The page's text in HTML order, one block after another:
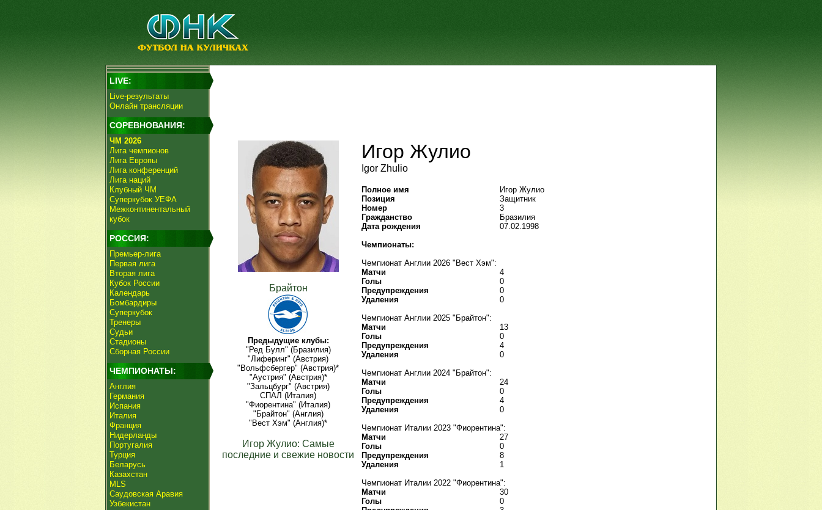
LIVE:
Live-результаты
Онлайн трансляции
СОРЕВНОВАНИЯ:
ЧМ 2026
Лига чемпионов
Лига Европы
Лига конференций
Лига наций
Клубный ЧМ
Суперкубок УЕФА
Межконтинентальный
кубок
РОССИЯ:
Премьер-лига
Первая лига
Вторая лига
Кубок России
Календарь
Бомбардиры
Суперкубок
Тренеры
Судьи
Стадионы
Сборная России
ЧЕМПИОНАТЫ:
Англия
Германия
Испания
Италия
Франция
Нидерланды
Португалия
Турция
Беларусь
Казахстан
MLS
Саудовская Аравия
Узбекистан
Брайтон
Предыдущие клубы:
"Ред Булл" (Бразилия)
"Лиферинг" (Австрия)
"Вольфсбергер" (Австрия)*
"Аустрия" (Австрия)*
"Зальцбург" (Австрия)
СПАЛ (Италия)
"Фиорентина" (Италия)
"Брайтон" (Англия)
"Вест Хэм" (Англия)*
Игор Жулио: Самые
последние и свежие новости
Игор Жулио
Igor Zhulio
Полное имя
Игор Жулио
Позиция
Защитник
Номер
3
Гражданство
Бразилия
Дата рождения
07.02.1998
Чемпионаты:
Чемпионат Англии 2026 "Вест Хэм":
Матчи
4
Голы
0
Предупреждения
0
Удаления
0
Чемпионат Англии 2025 "Брайтон":
Матчи
13
Голы
0
Предупреждения
4
Удаления
0
Чемпионат Англии 2024 "Брайтон":
Матчи
24
Голы
0
Предупреждения
4
Удаления
0
Чемпионат Италии 2023 "Фиорентина":
Матчи
27
Голы
0
Предупреждения
8
Удаления
1
Чемпионат Италии 2022 "Фиорентина":
Матчи
30
Голы
0